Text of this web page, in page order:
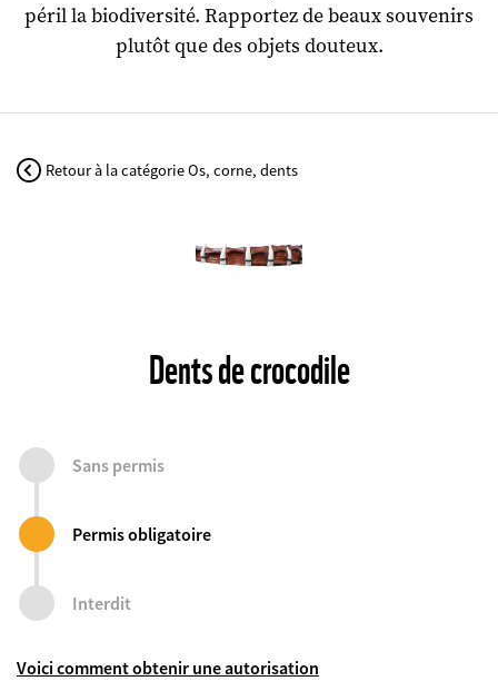
péril la biodiversité. Rapportez de beaux souvenirs
plutôt que des objets douteux.
Retour à la catégorie Os, corne, dents
Dents de crocodile
Sans permis
Permis obligatoire
Interdit
Voici comment obtenir une autorisation